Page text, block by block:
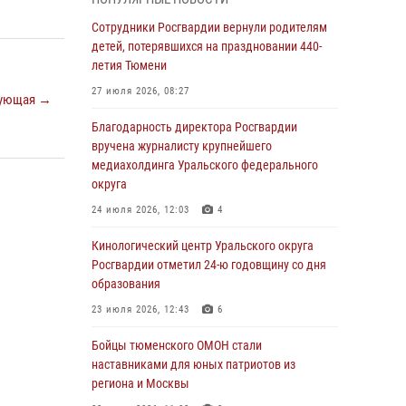
→
В Тюмени сотрудник Росгвардии во
внеслужебное время задержал виновника
ДТП
05 августа 2026, 05:15
Со 101-м Днём рождения поздравили
сотрудники Росгвардии труженицу тыла из
Тюмени
04 августа 2026, 11:07
тренировку в полевых условиях в Тюменской
области (видео)
04 августа 2026, 06:28
соревнования по стрельбе памяти офицера
СОБР
03 августа 2026, 07:35
Сотрудники Росгвардии вернули родителям
детей, потерявшихся на праздновании 440-
летия Тюмени
27 июля 2026, 08:27
Благодарность директора Росгвардии
вручена журналисту крупнейшего
медиахолдинга Уральского федерального
округа
24 июля 2026, 12:03 4
Кинологический центр Уральского округа
Росгвардии отметил 24-ю годовщину со дня
образования
23 июля 2026, 12:43 6
Бойцы тюменского ОМОН стали
наставниками для юных патриотов из
региона и Москвы